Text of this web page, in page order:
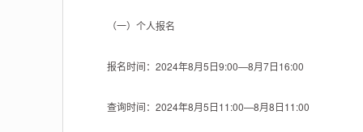
（一）个人报名
报名时间：2024年8月5日9:00—8月7日16:00
查询时间：2024年8月5日11:00—8月8日11:00